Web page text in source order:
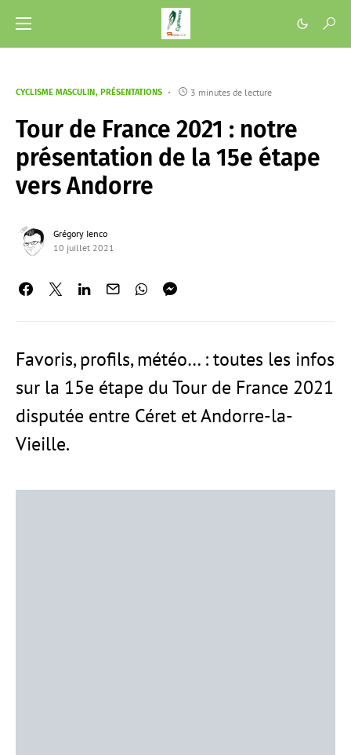
CYCLISME MASCULIN PRÉSENTATIONS 3 minutes de lecture
Tour de France 2021 : notre
présentation de la 15e étape
vers Andorre
Grégory Ienco
10 juillet 2021
Favoris, profils, météo… : toutes les infos
sur la 15e étape du Tour de France 2021
disputée entre Céret et Andorre-la-
Vieille.